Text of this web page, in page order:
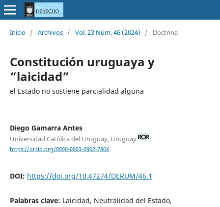
Inicio / Archivos / Vol. 23 Núm. 46 (2024) / Doctrina
Constitución uruguaya y
“laicidad”
el Estado no sostiene parcialidad alguna
Diego Gamarra Antes
Universidad Católica del Uruguay, Uruguay
https://orcid.org/0000-0003-0902-786X
DOI: https://doi.org/10.47274/DERUM/46.1
Palabras clave: Laicidad, Neutralidad del Estado,